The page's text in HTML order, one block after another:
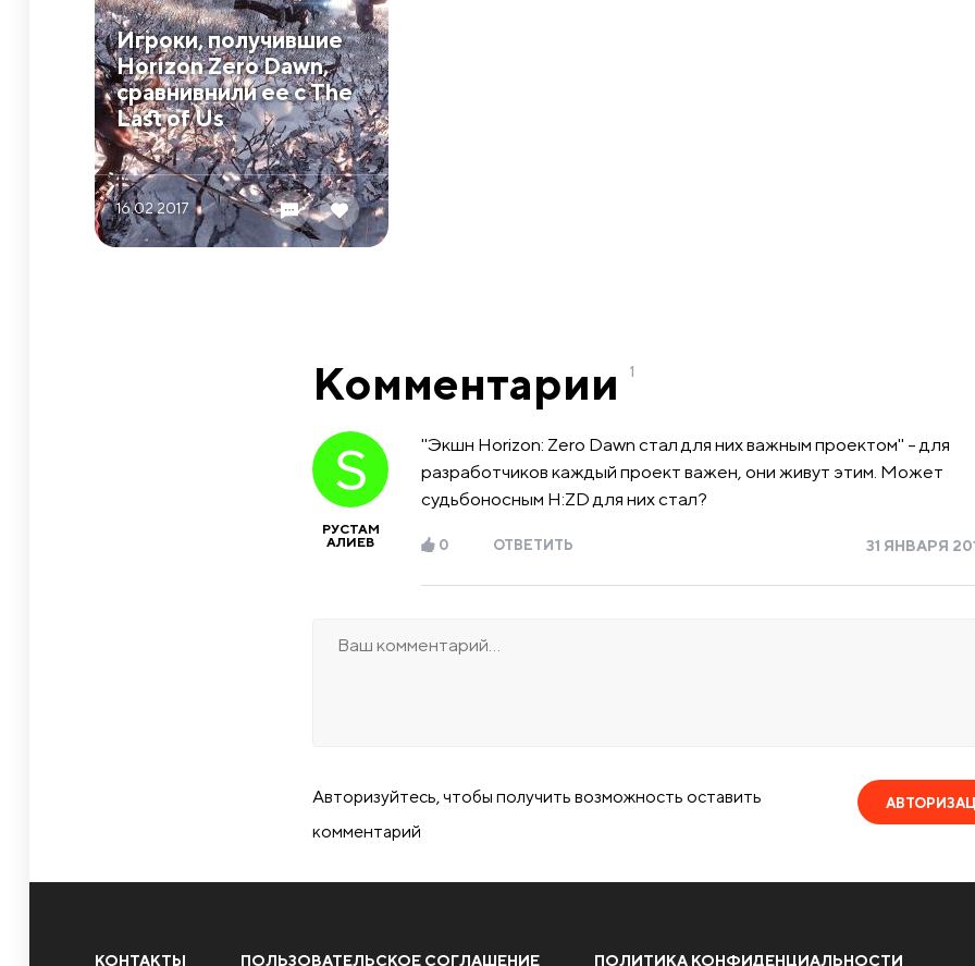
Игроки, получившие
Horizon Zero Dawn,
сравнивнили ее с The
Last of Us
16.02 2017
Комментарии 1
РУСТАМ
АЛИЕВ
"Экшн Horizon: Zero Dawn стал для них важным проектом" - для
разработчиков каждый проект важен, они живут этим. Может
судьбоносным H:ZD для них стал?
0 ОТВЕТИТЬ 31 ЯНВАРЯ
Авторизуйтесь, чтобы получить возможность оставить
комментарий
КОНТАКТЫ ПОЛЬЗОВАТЕЛЬСКОЕ СОГЛАШЕНИЕ ПОЛИТИКА КОНФИДЕНЦИАЛЬНОСТИ